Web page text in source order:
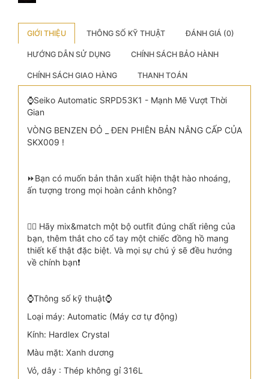
GIỚI THIỆU THÔNG SỐ KỸ THUẬT ĐÁNH GIÁ (0)
HƯỚNG DẪN SỬ DỤNG CHÍNH SÁCH BẢO HÀNH
CHÍNH SÁCH GIAO HÀNG THANH TOÁN
⌚️Seiko Automatic SRPD53K1 - Mạnh Mẽ Vượt Thời
Gian
VÒNG BENZEN ĐỎ _ ĐEN PHIÊN BẢN NÂNG CẤP CỦA
SKX009 !
⏩Bạn có muốn bản thân xuất hiện thật hào nhoáng,
ấn tượng trong mọi hoàn cảnh không?
👉🏻 Hãy mix&match một bộ outfit đúng chất riêng của
bạn, thêm thắt cho cổ tay một chiếc đồng hồ mang
thiết kế thật đặc biệt. Và mọi sự chú ý sẽ đều hướng
về chính bạn❗️
⌚️Thông số kỹ thuật⌚️
Loại máy: Automatic (Máy cơ tự động)
Kính: Hardlex Crystal
Màu mặt: Xanh dương
Vỏ, dây : Thép không gỉ 316L